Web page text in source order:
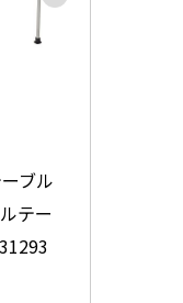
ブル
テー